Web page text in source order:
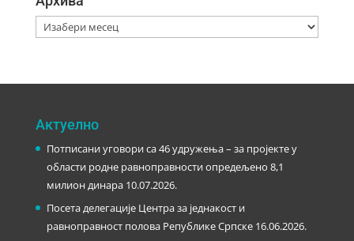
Архива
Актуелно
Потписани уговори са 46 удружења – за пројекте у
области родне равноправности опредељено 8,1
милион динара 10.07.2026.
Посета делегације Центра за једнакост и
равноправност полова Републике Српске 16.06.2026.